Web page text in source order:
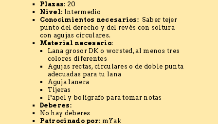
Plazas: 20
Nivel: Intermedio
Conocimientos necesarios: Saber tejer
punto del derecho y del revés con soltura
con agujas circulares.
Material necesario:
Lana grosor DK o worsted, al menos tres
colores diferentes
Agujas rectas, circulares o de doble punta
adecuadas para tu lana
Aguja lanera
Tijeras
Papel y bolígrafo para tomar notas
Deberes:
No hay deberes
Patrocinado por: mYak